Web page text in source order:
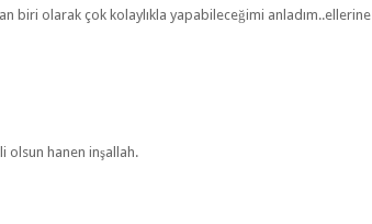
biri olarak çok kolaylıkla yapabileceğimi anladım..ellerine
olsun hanen inşallah.